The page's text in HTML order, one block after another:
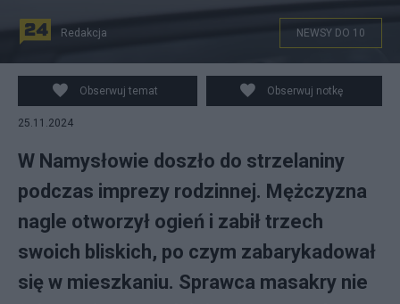
Redakcja NEWSY DO 10
Obserwuj temat Obserwuj notkę
25.11.2024
W Namysłowie doszło do strzelaniny
podczas imprezy rodzinnej. Mężczyzna
nagle otworzył ogień i zabił trzech
swoich bliskich, po czym zabarykadował
się w mieszkaniu. Sprawca masakry nie